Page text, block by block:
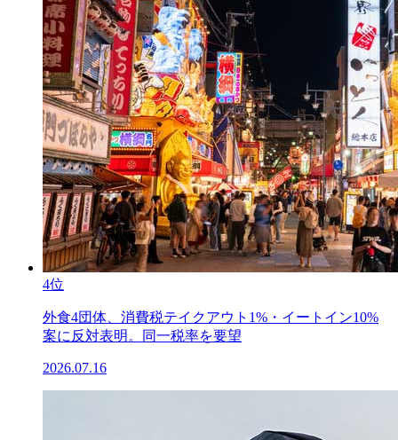
4位
外食4団体、消費税テイクアウト1%・イートイン10%
案に反対表明。同一税率を要望
2026.07.16